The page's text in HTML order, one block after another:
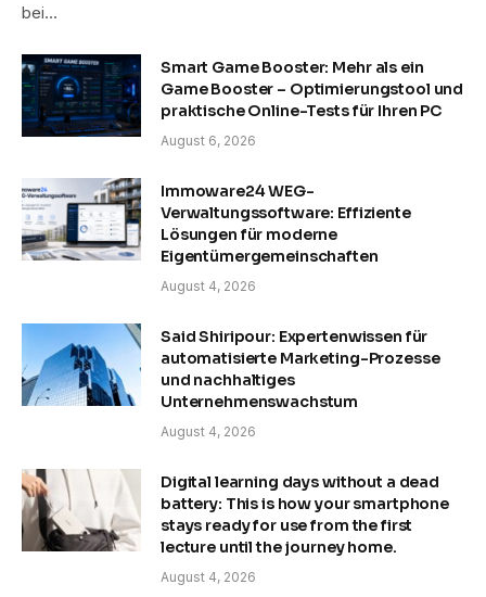
bei…
Smart Game Booster: Mehr als ein
Game Booster – Optimierungstool und
praktische Online-Tests für Ihren PC
August 6, 2026
Immoware24 WEG-
Verwaltungssoftware: Effiziente
Lösungen für moderne
Eigentümergemeinschaften
August 4, 2026
Said Shiripour: Expertenwissen für
automatisierte Marketing-Prozesse
und nachhaltiges
Unternehmenswachstum
August 4, 2026
Digital learning days without a dead
battery: This is how your smartphone
stays ready for use from the first
lecture until the journey home.
August 4, 2026